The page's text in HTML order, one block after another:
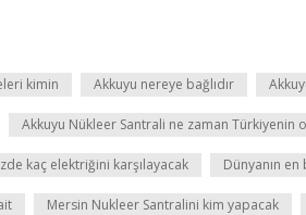
kimin Akkuyu nereye bağlıdır
Akkuyu Nükleer Santrali ne zaman Türkiyenin
kaç elektriğini karşılayacak Dünyanın
Mersin Nukleer Santralini kim yapacak